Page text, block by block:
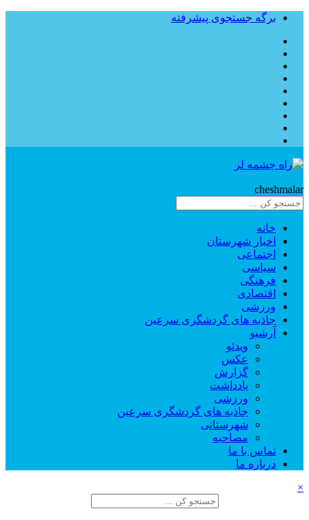
برگه جستجوی پیشرفته
cheshmalar
خانه
اخبار شهرستان
اجتماعی
سیاسی
فرهنگی
اقتصادی
ورزشی
جاذبه های گردشگری سرعین
آرشیو
ویدئو
عکس
گزارش
یادداشت
ورزشی
جاذبه های گردشگری سرعین
شهرستانی
مصاحبه
تماس با ما
درباره ما
×